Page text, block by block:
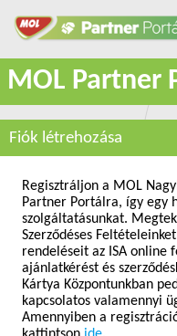
MOL Partner
Fiók létrehozása
Regisztráljon a MOL
Partner Portálra, így egy
szolgáltatásunkat.
Szerződéses
rendeléseit az ISA
ajánlatkérést és
Kártya Központunkban
kapcsolatos valamennyi
Amennyiben a